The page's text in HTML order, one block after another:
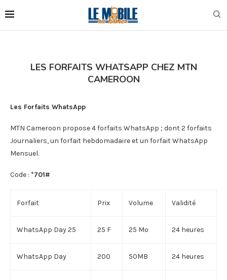
LES FORFAITS WHATSAPP CHEZ MTN
CAMEROON
Les Forfaits WhatsApp
MTN Cameroon propose 4 forfaits WhatsApp ; dont 2 forfaits
Journaliers, un forfait hebdomadaire et un forfait WhatsApp
Mensuel.
Code : *701#
Forfait Prix Volume Validité
WhatsApp Day 25 25 F 25 Mo 24 heures
WhatsApp Day 200 50MB 24 heures